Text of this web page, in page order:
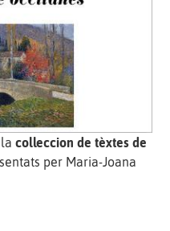
colleccion de tèxtes de
per Maria-Joana